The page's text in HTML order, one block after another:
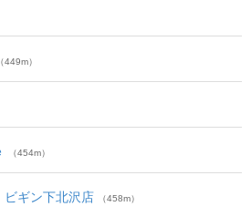
（449m）
（454m）
ビギン下北沢店 （458m）